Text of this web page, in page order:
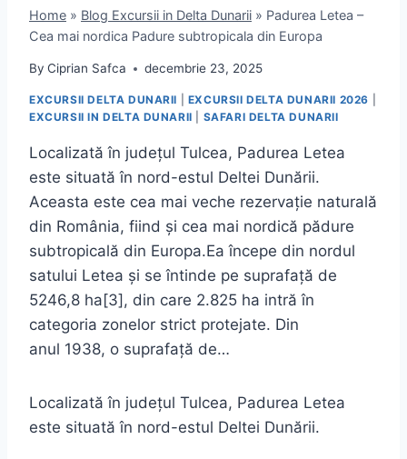
Home » Blog Excursii in Delta Dunarii » Padurea Letea –
Cea mai nordica Padure subtropicala din Europa
By Ciprian Safca decembrie 23, 2025
EXCURSII DELTA DUNARII EXCURSII DELTA DUNARII 2026
EXCURSII IN DELTA DUNARII
SAFARI DELTA DUNARII
Localizată în județul Tulcea, Padurea Letea
este situată în nord-estul Deltei Dunării.
Aceasta este cea mai veche rezervație naturală
din România, fiind și cea mai nordică pădure
subtropicală din Europa.Ea începe din nordul
satului Letea și se întinde pe suprafață de
5246,8 ha[3], din care 2.825 ha intră în
categoria zonelor strict protejate. Din
anul 1938, o suprafață de…
Localizată în județul Tulcea, Padurea Letea
este situată în nord-estul Deltei Dunării.